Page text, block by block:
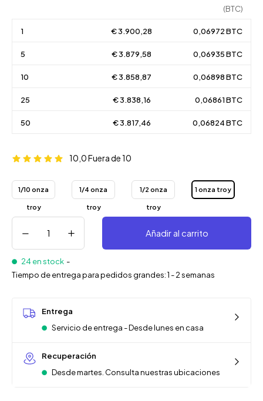
(BTC)
1 € 3.900,28 0,06972 BTC
5 € 3.879,58 0,06935 BTC
10 € 3.858,87 0,06898 BTC
25 € 3.838,16 0,06861 BTC
50 € 3.817,46 0,06824 BTC
10,0Fuera de 10
1/10 onza
troy
1/4 onza
troy
1/2 onza
troy
1 onza troy
Añadir al carrito
24 en stock -
Tiempo de entrega para pedidos grandes: 1 - 2 semanas
Entrega
Servicio de entrega - Desde lunes en casa
Recuperación
Desde martes. Consulta nuestras ubicaciones